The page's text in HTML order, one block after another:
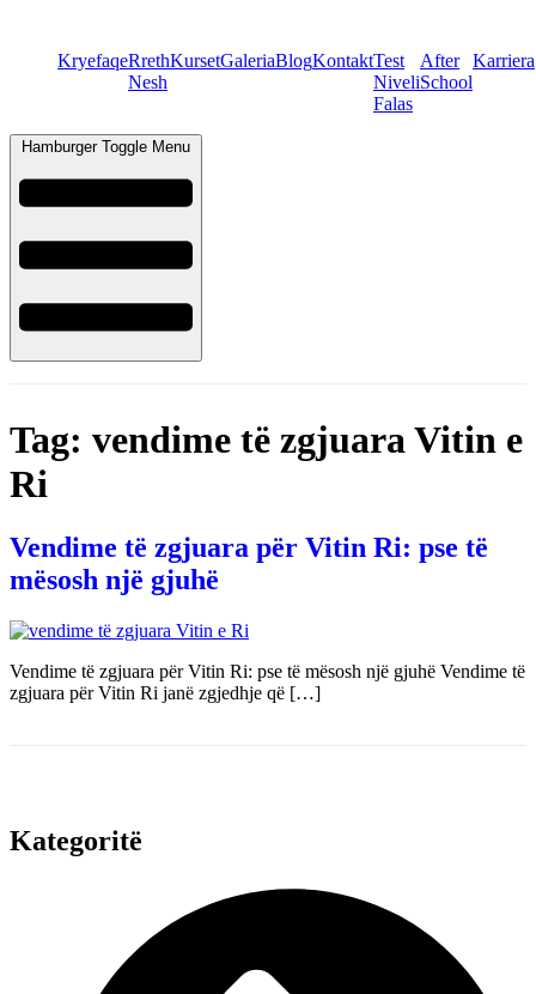
KryefaqeRreth
Nesh
KursetGaleriaBlogKontaktTest
Niveli
Falas
After
School
Karriera
Hamburger Toggle Menu
Tag: vendime të zgjuara Vitin e
Ri
Vendime të zgjuara për Vitin Ri: pse të
mësosh një gjuhë
Vendime të zgjuara për Vitin Ri: pse të mësosh një gjuhë Vendime të
zgjuara për Vitin Ri janë zgjedhje që […]
Kategoritë